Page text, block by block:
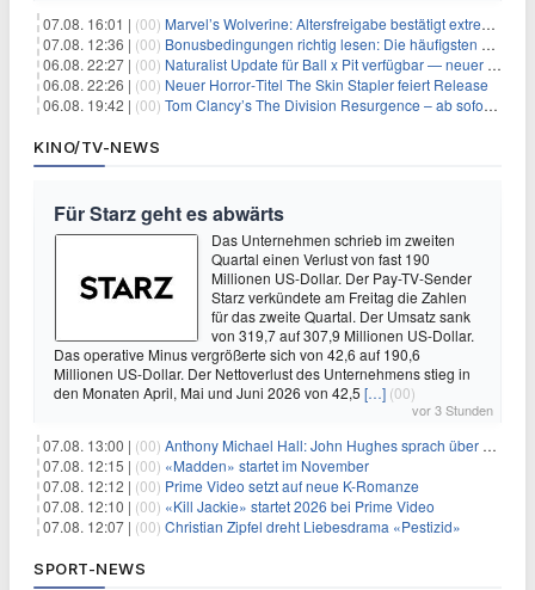
07.08. 16:01 | (00) Marvel’s Wolverine: Altersfreigabe bestätigt extreme Gewalt und düstere Szenen
07.08. 12:36 | (00) Bonusbedingungen richtig lesen: Die häufigsten Stolperfallen
06.08. 22:27 | (00) Naturalist Update für Ball x Pit verfügbar — neuer Content auf allen Plattformen
06.08. 22:26 | (00) Neuer Horror‑Titel The Skin Stapler feiert Release
06.08. 19:42 | (00) Tom Clancy’s The Division Resurgence – ab sofort für euch verfügbar
KINO/TV-NEWS
Für Starz geht es abwärts
Das Unternehmen schrieb im zweiten
Quartal einen Verlust von fast 190
Millionen US-Dollar. Der Pay-TV-Sender
Starz verkündete am Freitag die Zahlen
für das zweite Quartal. Der Umsatz sank
von 319,7 auf 307,9 Millionen US-Dollar.
Das operative Minus vergrößerte sich von 42,6 auf 190,6
Millionen US-Dollar. Der Nettoverlust des Unternehmens stieg in
den Monaten April, Mai und Juni 2026 von 42,5 […] (00)
vor 3 Stunden
07.08. 13:00 | (00) Anthony Michael Hall: John Hughes sprach über eine Fortsetzung von 'The Breakfast Club'
07.08. 12:15 | (00) «Madden» startet im November
07.08. 12:12 | (00) Prime Video setzt auf neue K-Romanze
07.08. 12:10 | (00) «Kill Jackie» startet 2026 bei Prime Video
07.08. 12:07 | (00) Christian Zipfel dreht Liebesdrama «Pestizid»
SPORT-NEWS